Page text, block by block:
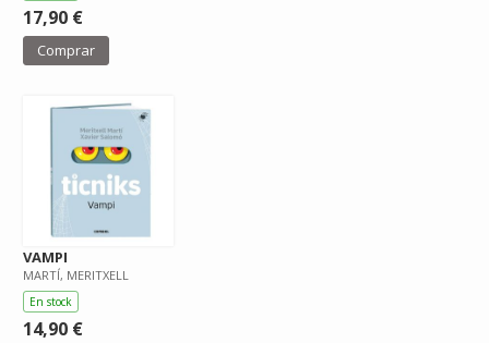
17,90 €
Comprar
VAMPI
MARTÍ, MERITXELL
En stock
14,90 €